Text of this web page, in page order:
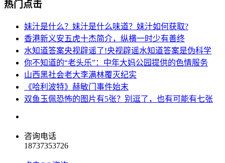
热门点击
妹汁是什么？妹汁是什么味道？妹汁如何获取?
香港新义安五虎十杰简介，纵横一时少有善终
水知道答案央视辟谣了!央视辟谣水知道答案是伪科学
你不知道的“老头乐”：中年大妈公园提供的色情服务
山西黑社会老大李满林覆灭纪实
《哈利波特》赫敏门事件始末
双鱼玉佩恐怖的图片有5张？别逗了，也有可能有七张
咨询电话
18737353726